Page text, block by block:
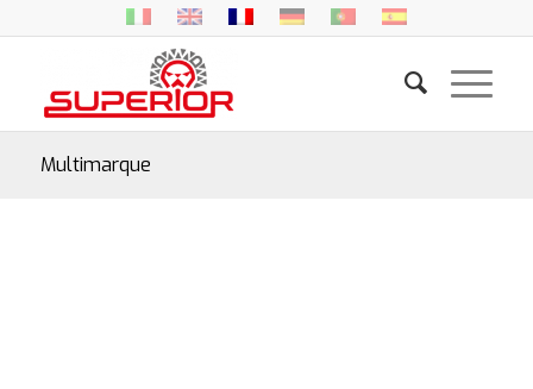
Multimarque